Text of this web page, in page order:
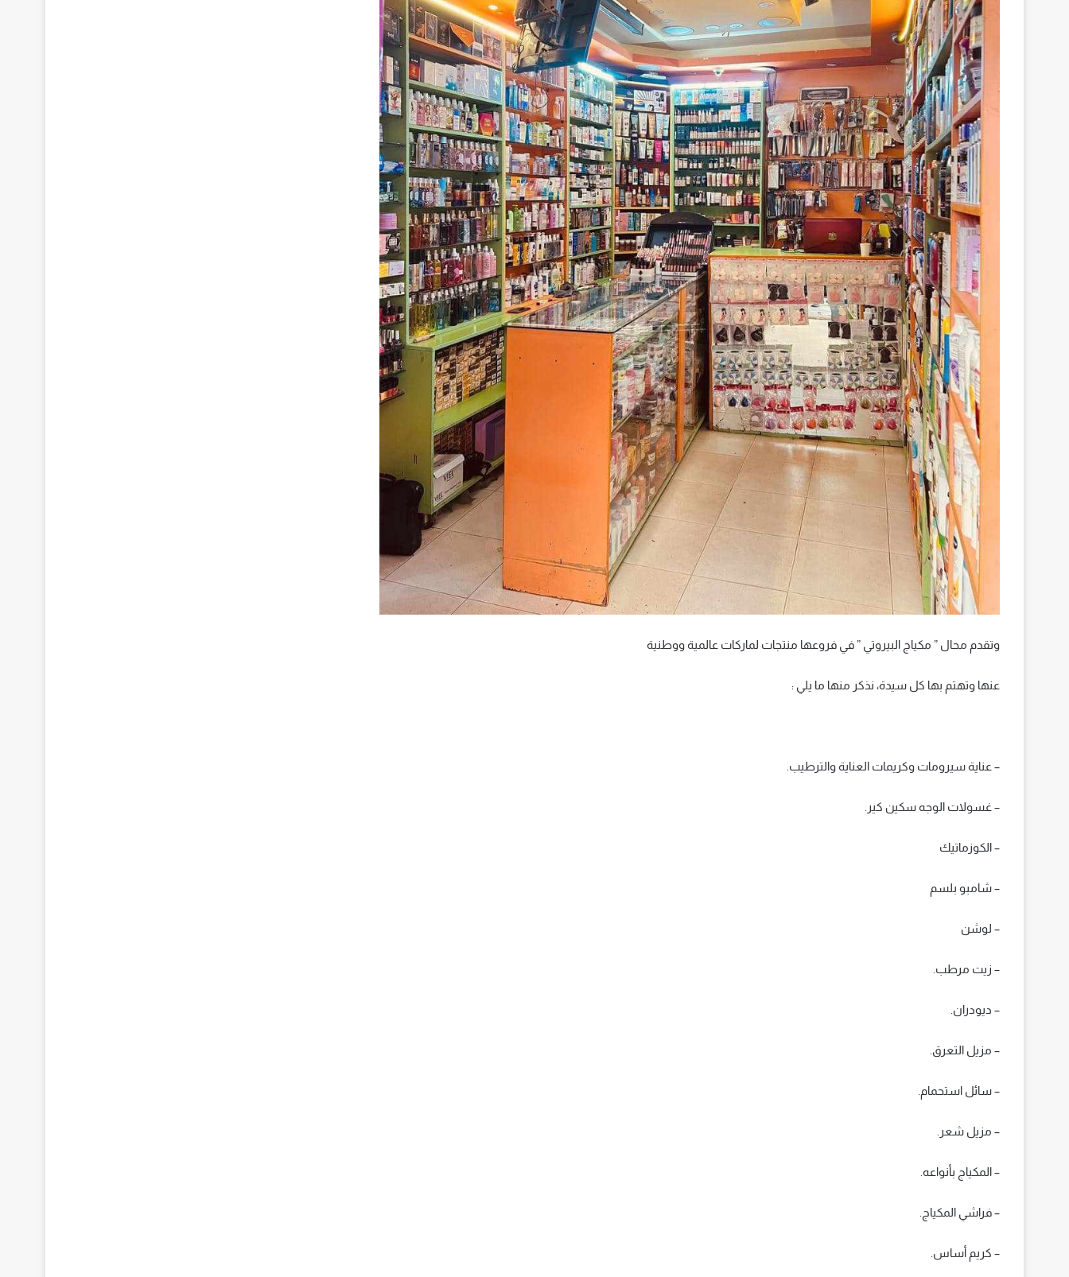
وتقدم محال ” مكياج البيروتي ” في فروعها منتجات لماركات عالمية ووطنية
عنها وتهتم بها كل سيدة، نذكر منها ما يلي :
– عناية سيرومات وكريمات العناية والترطيب.
– غسولات الوجه سكين كير.
– الكوزماتيك
– شامبو بلسم
– لوشن
– زيت مرطب.
– ديودران.
– مزيل التعرق.
– سائل استحمام.
– مزيل شعر.
– المكياج بأنواعه.
– فراشي المكياج.
– كريم أساس.